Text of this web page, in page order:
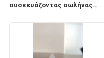
συσκευάζοντας σωλήνας